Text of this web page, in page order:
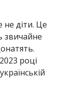
не діти. Це
звичайне
році